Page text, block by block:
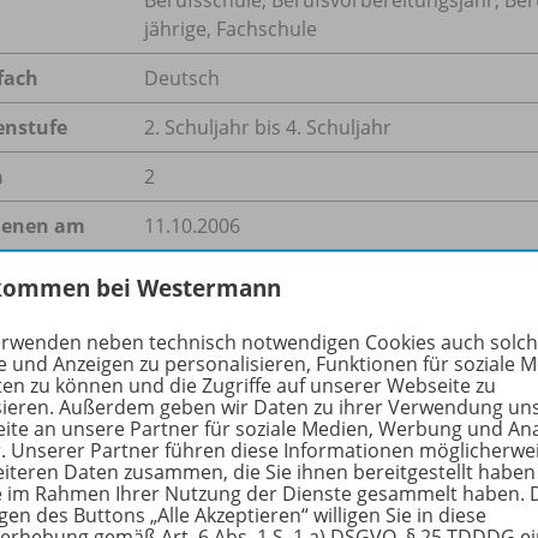
jährige, Fachschule
Deutsch
2. Schuljahr bis 4. Schuljahr
2
am
11.10.2006
167,6 kB
bei Westermann
neben technisch notwendigen Cookies auch
und Anzeigen zu personalisieren, Funktionen für soziale
zu können und die Zugriffe auf unserer Webseite zu
Außerdem geben wir Daten zu ihrer Verwendung
an unsere Partner für soziale Medien, Werbung und
Unserer Partner führen diese Informationen
Daten zusammen, die Sie ihnen bereitgestellt
im Rahmen Ihrer Nutzung der Dienste gesammelt haben.
des Buttons „Alle Akzeptieren“ willigen Sie in diese